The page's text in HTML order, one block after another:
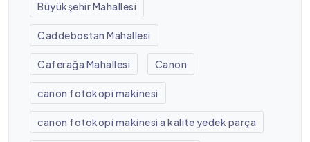
Büyükşehir Mahallesi
Caddebostan Mahallesi
Caferağa Mahallesi Canon
canon fotokopi makinesi
canon fotokopi makinesi a kalite yedek parça